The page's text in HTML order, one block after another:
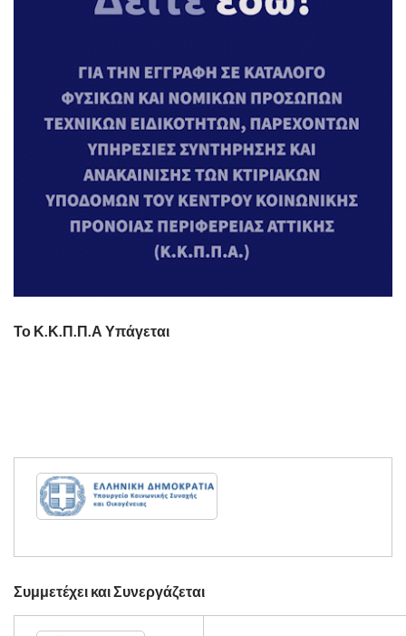
Το Κ.Κ.Π.Π.Α Υπάγεται
Συμμετέχει και Συνεργάζεται